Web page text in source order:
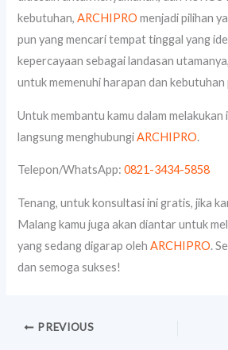
kebutuhan,ARCHIPRO menjadi pilihan
pun yang mencari tempat tinggal yang
kepercayaan sebagai landasan
untuk memenuhi harapan dan
Untuk membantu kamu dalam melakukan
langsung menghubungiARCHIPRO.
Telepon/WhatsApp:0821-3434-5858
Tenang, untuk konsultasi ini gratis, jika
Malang kamu juga akan diantar untuk
yang sedang digarap olehARCHIPRO.
dan semoga sukses!
PREVIOUS